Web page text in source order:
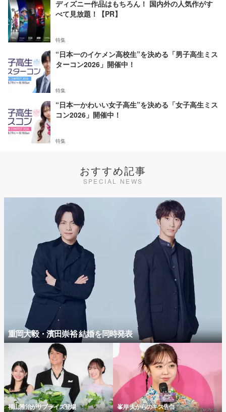
ディズニー作品はもちろん！ 国内外の人気作がす
べて見放題！【PR】
特集
“日本一のイケメン高校生”を決める「男子高生ミス
ターコン2026」開催中！
特集
“日本一かわいい女子高生”を決める「女子高生ミス
コン2026」開催中！
特集
おすすめ記事
SPECIAL NEWS
重岡大毅・濱田崇裕 結婚を同時発表
福山雅治がサプライズ登場 峯岸 夫からのキス告白